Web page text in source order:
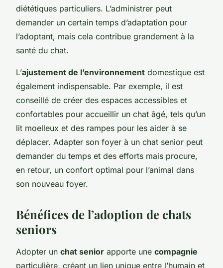
diététiques particuliers. L’administrer peut
demander un certain temps d’adaptation pour
l’adoptant, mais cela contribue grandement à la
santé du chat.
L’ajustement de l’environnement domestique est
également indispensable. Par exemple, il est
conseillé de créer des espaces accessibles et
confortables pour accueillir un chat âgé, tels qu’un
lit moelleux et des rampes pour les aider à se
déplacer. Adapter son foyer à un chat senior peut
demander du temps et des efforts mais procure,
en retour, un confort optimal pour l’animal dans
son nouveau foyer.
Bénéfices de l’adoption de chats
seniors
Adopter un chat senior apporte une compagnie
particulière, créant un lien unique entre l’humain et